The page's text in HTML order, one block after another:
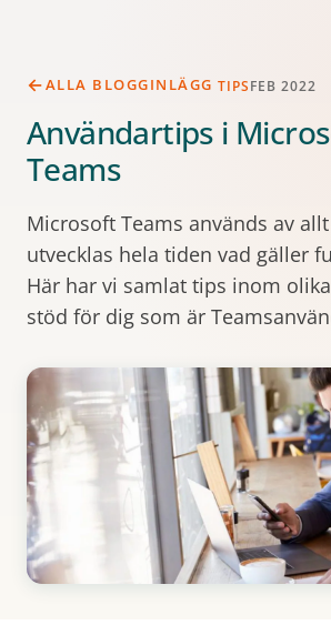
ALLA BLOGGINLÄGG TIPSFEB 2022
Användartips i
Teams
Microsoft Teams används av
utvecklas hela tiden vad gäller
Här har vi samlat tips inom
stöd för dig som är